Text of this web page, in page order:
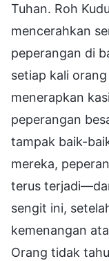
Tuhan. Roh
mencerahkan
peperangan di
setiap kali
menerapkan
peperangan
tampak baik-
mereka,
terus
sengit ini,
kemenangan
Orang tidak